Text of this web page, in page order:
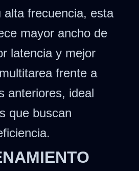
alta frecuencia, esta
mayor ancho de
latencia y mejor
frente a
anteriores, ideal
que buscan